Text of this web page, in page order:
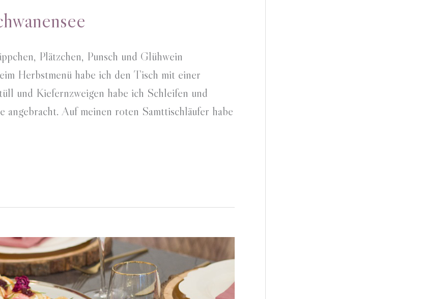
Plätzchen, Punsch und Glühwein
Herbstmenü habe ich den Tisch mit einer
und Kiefernzweigen habe ich Schleifen und
angebracht. Auf meinen roten Samttischläufer habe